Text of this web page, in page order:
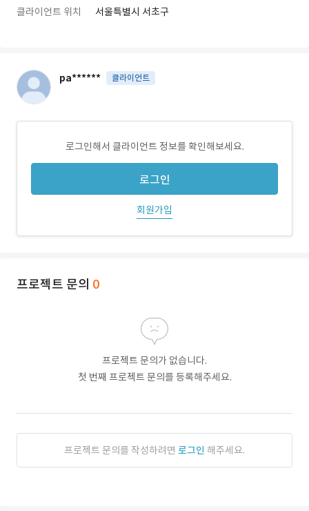
클라이언트 위치 서울특별시 서초구
pa****** 클라이언트
로그인해서 클라이언트 정보를 확인해보세요.
로그인
회원가입
프로젝트 문의 0
프로젝트 문의가 없습니다.
첫 번째 프로젝트 문의를 등록해주세요.
프로젝트 문의를 작성하려면 로그인 해주세요.